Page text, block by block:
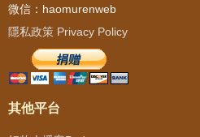
微信：haomurenweb
隱私政策 Privacy Policy
其他平台